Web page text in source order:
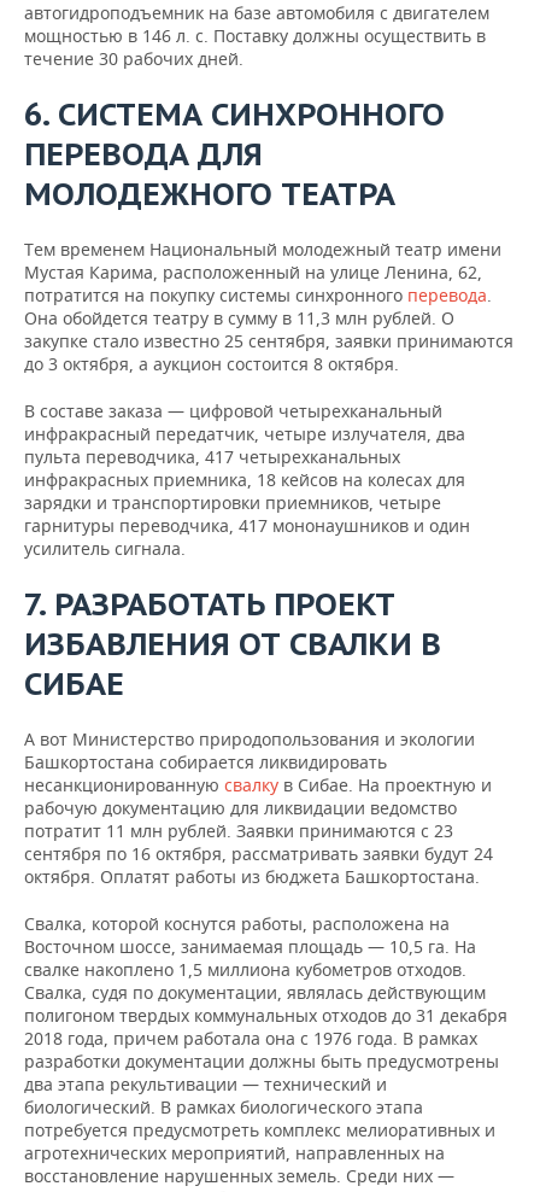
автогидроподъемник на базе автомобиля с двигателем
мощностью в 146 л. с. Поставку должны осуществить в
течение 30 рабочих дней.
6. СИСТЕМА СИНХРОННОГО
ПЕРЕВОДА ДЛЯ
МОЛОДЕЖНОГО ТЕАТРА
Тем временем Национальный молодежный театр имени
Мустая Карима, расположенный на улице Ленина, 62,
потратится на покупку системы синхронного перевода.
Она обойдется театру в сумму в 11,3 млн рублей. О
закупке стало известно 25 сентября, заявки принимаются
до 3 октября, а аукцион состоится 8 октября.
В составе заказа — цифровой четырехканальный
инфракрасный передатчик, четыре излучателя, два
пульта переводчика, 417 четырехканальных
инфракрасных приемника, 18 кейсов на колесах для
зарядки и транспортировки приемников, четыре
гарнитуры переводчика, 417 мононаушников и один
усилитель сигнала.
7. РАЗРАБОТАТЬ ПРОЕКТ
ИЗБАВЛЕНИЯ ОТ СВАЛКИ В
СИБАЕ
А вот Министерство природопользования и экологии
Башкортостана собирается ликвидировать
несанкционированную свалку в Сибае. На проектную и
рабочую документацию для ликвидации ведомство
потратит 11 млн рублей. Заявки принимаются с 23
сентября по 16 октября, рассматривать заявки будут 24
октября. Оплатят работы из бюджета Башкортостана.
Свалка, которой коснутся работы, расположена на
Восточном шоссе, занимаемая площадь — 10,5 га. На
свалке накоплено 1,5 миллиона кубометров отходов.
Свалка, судя по документации, являлась действующим
полигоном твердых коммунальных отходов до 31 декабря
2018 года, причем работала она с 1976 года. В рамках
разработки документации должны быть предусмотрены
два этапа рекультивации — технический и
биологический. В рамках биологического этапа
потребуется предусмотреть комплекс мелиоративных и
агротехнических мероприятий, направленных на
восстановление нарушенных земель. Среди них —